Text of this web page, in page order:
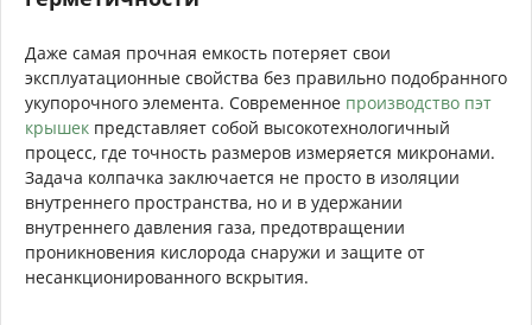
Даже самая прочная емкость потеряет свои
эксплуатационные свойства без правильно подобранного
укупорочного элемента. Современное производство пэт
крышек представляет собой высокотехнологичный
процесс, где точность размеров измеряется микронами.
Задача колпачка заключается не просто в изоляции
внутреннего пространства, но и в удержании
внутреннего давления газа, предотвращении
проникновения кислорода снаружи и защите от
несанкционированного вскрытия.